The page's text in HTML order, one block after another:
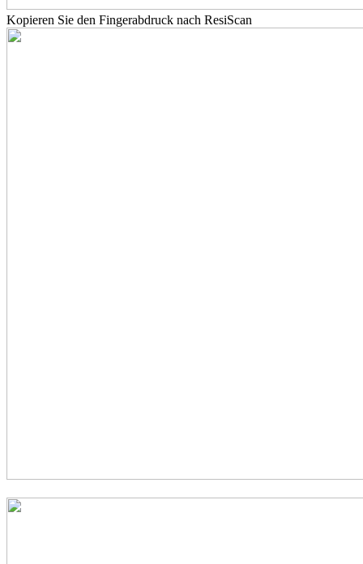
Kopieren Sie den Fingerabdruck nach ResiScan